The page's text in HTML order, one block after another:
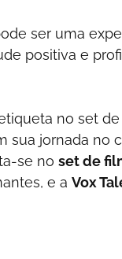
ser uma
positiva e
no set
sua jornada no
se no set de
e a Vox